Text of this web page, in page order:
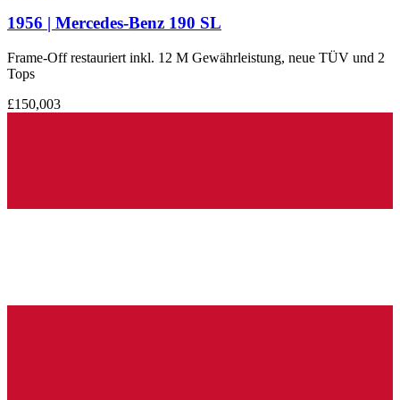
1956 | Mercedes-Benz 190 SL
Frame-Off restauriert inkl. 12 M Gewährleistung, neue TÜV und 2
Tops
£150,003